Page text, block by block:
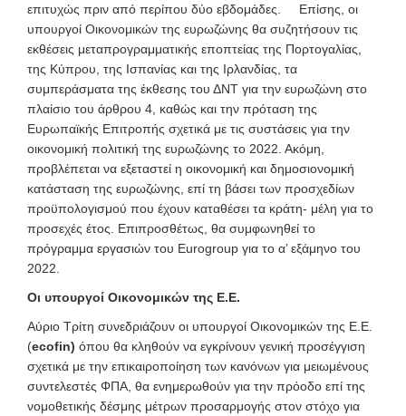
επιτυχώς πριν από περίπου δύο εβδομάδες. Επίσης, οι
υπουργοί Οικονομικών της ευρωζώνης θα συζητήσουν τις
εκθέσεις μεταπρογραμματικής εποπτείας της Πορτογαλίας,
της Κύπρου, της Ισπανίας και της Ιρλανδίας, τα
συμπεράσματα της έκθεσης του ΔΝΤ για την ευρωζώνη στο
πλαίσιο του άρθρου 4, καθώς και την πρόταση της
Ευρωπαϊκής Επιτροπής σχετικά με τις συστάσεις για την
οικονομική πολιτική της ευρωζώνης το 2022. Ακόμη,
προβλέπεται να εξεταστεί η οικονομική και δημοσιονομική
κατάσταση της ευρωζώνης, επί τη βάσει των προσχεδίων
προϋπολογισμού που έχουν καταθέσει τα κράτη- μέλη για το
προσεχές έτος. Επιπροσθέτως, θα συμφωνηθεί το
πρόγραμμα εργασιών του Eurogroup για το α’ εξάμηνο του
2022.
Οι υπουργοί Οικονομικών της Ε.Ε.
Αύριο Τρίτη συνεδριάζουν οι υπουργοί Οικονομικών της Ε.Ε.
(ecofin) όπου θα κληθούν να εγκρίνουν γενική προσέγγιση
σχετικά με την επικαιροποίηση των κανόνων για μειωμένους
συντελεστές ΦΠΑ, θα ενημερωθούν για την πρόοδο επί της
νομοθετικής δέσμης μέτρων προσαρμογής στον στόχο για